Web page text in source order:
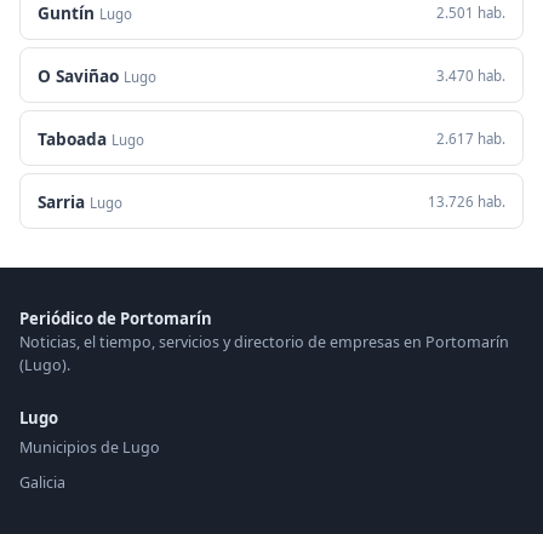
Guntín Lugo 2.501 hab.
O Saviñao Lugo 3.470 hab.
Taboada Lugo 2.617 hab.
Sarria Lugo 13.726 hab.
Periódico de Portomarín
Noticias, el tiempo, servicios y directorio de empresas en Portomarín
(Lugo).
Lugo
Municipios de Lugo
Galicia